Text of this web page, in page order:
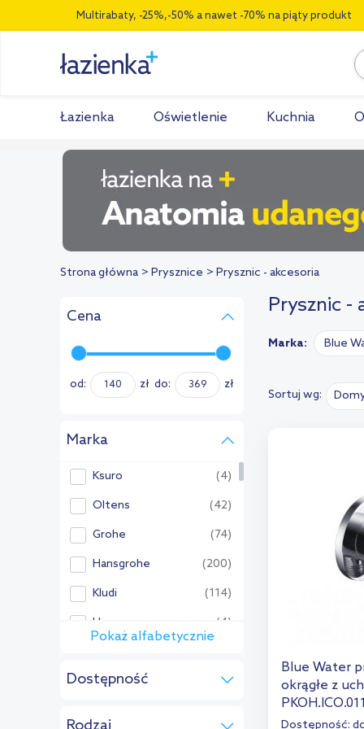
Multirabaty, -25%,-50% a nawet -70% na piąty produkt
Łazienka Oświetlenie Kuchnia
Strona główna Prysznice Prysznic - akcesoria
Cena
od: zł do: zł
Marka
Ksuro (4)
Oltens (42)
Grohe (74)
Hansgrohe (200)
Kludi (114)
Hagser (4)
Aqualine (3)
Pokaż alfabetycznie
Dostępność
Rodzaj
Prysznic -
Marka: Blue
Sortuj wg:
Blue Water
okrągłe z
Dostępność: